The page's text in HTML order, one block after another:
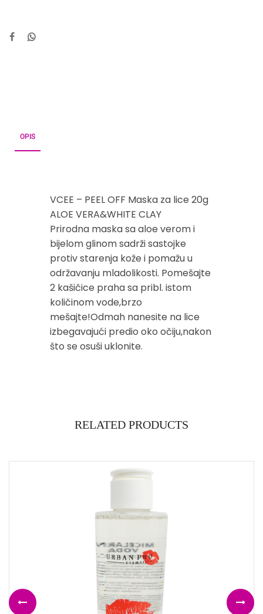
OPIS
VCEE – PEEL OFF Maska za lice 20g
ALOE VERA&WHITE CLAY
Prirodna maska sa aloe verom i
bijelom glinom sadrži sastojke
protiv starenja kože i pomažu u
održavanju mladolikosti. Pomešajte
2 kašičice praha sa pribl. istom
količinom vode,brzo
mešajte!Odmah nanesite na lice
izbegavajući predio oko očiju,nakon
što se osuši uklonite.
RELATED PRODUCTS